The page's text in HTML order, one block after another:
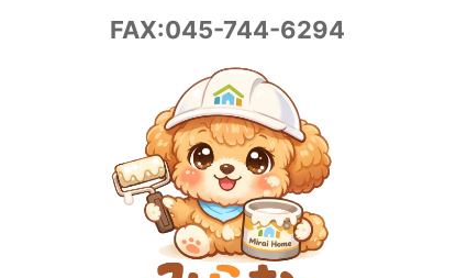
FAX:045-744-6294